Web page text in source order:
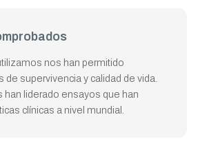
nos han permitido
de supervivencia y calidad de vida.
han liderado ensayos que han
clínicas a nivel mundial.